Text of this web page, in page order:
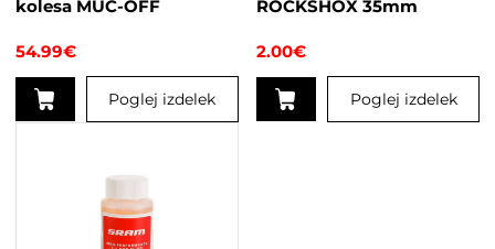
kolesa MUC-OFF
54.99€
Poglej izdelek
ROCKSHOX 35mm
2.00€
Poglej izdelek